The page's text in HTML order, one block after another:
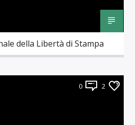
della Libertà di Stampa
0 2